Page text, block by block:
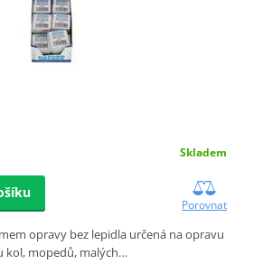
Skladem
Porovnat
opravy bez lepidla určená na opravu
kol, mopedů, malých…